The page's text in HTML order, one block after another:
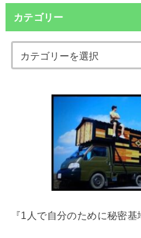
カテゴリー
『1人で自分のために秘密基